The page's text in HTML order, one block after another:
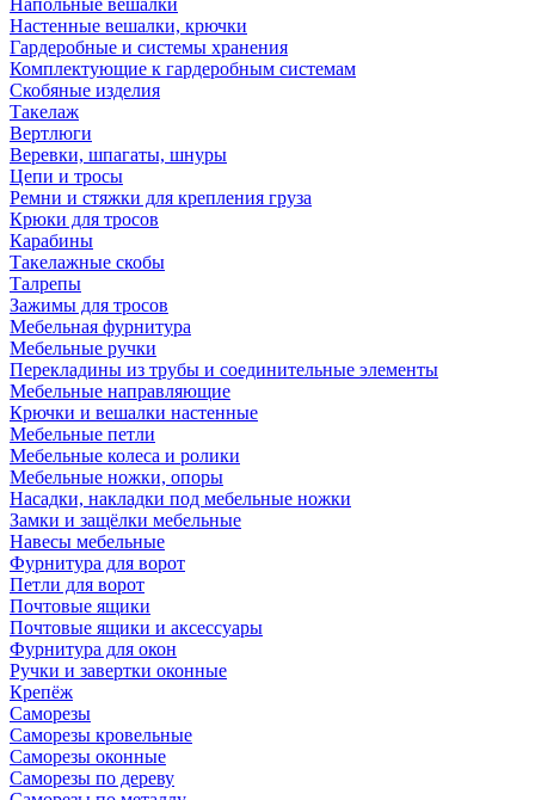
Напольные вешалки
Настенные вешалки, крючки
Гардеробные и системы хранения
Комплектующие к гардеробным системам
Скобяные изделия
Такелаж
Вертлюги
Веревки, шпагаты, шнуры
Цепи и тросы
Ремни и стяжки для крепления груза
Крюки для тросов
Карабины
Такелажные скобы
Талрепы
Зажимы для тросов
Мебельная фурнитура
Мебельные ручки
Перекладины из трубы и соединительные элементы
Мебельные направляющие
Крючки и вешалки настенные
Мебельные петли
Мебельные колеса и ролики
Мебельные ножки, опоры
Насадки, накладки под мебельные ножки
Замки и защёлки мебельные
Навесы мебельные
Фурнитура для ворот
Петли для ворот
Почтовые ящики
Почтовые ящики и аксессуары
Фурнитура для окон
Ручки и завертки оконные
Крепёж
Саморезы
Саморезы кровельные
Саморезы оконные
Саморезы по дереву